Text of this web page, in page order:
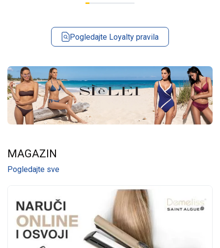
Pogledajte Loyalty pravila
MAGAZIN
Pogledajte sve